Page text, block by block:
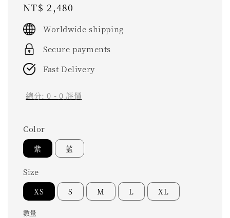
Regular
price
NT$ 2,480
Worldwide shipping
Secure payments
Fast Delivery
總分:0 - 0 評價
Color
紫 藍
Size
XS S M L XL
數量